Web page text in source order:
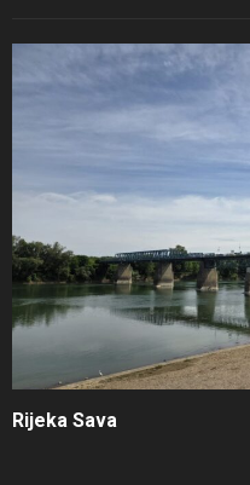
Rijeka Sava